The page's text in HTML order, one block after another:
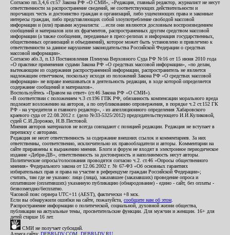
Согласно пп.3,4,6 ст.57 Закона РФ «О СМИ», «Редакция, главный редактор, журналист не несут
ответственности за распространение сведений, не соответствующих действительности и
порочащих честь и достоинство граждан и организаций, либо ущемляющих права и законные
интересы граждан, либо представляющих собой злоупотребление свободой массовой
информации и (или) правами журналиста: ...если они являются дословным воспроизведением
сообщений и материалов или их фрагментов, распространенных другим средством массовой
информации (а также сообщения, переданные в пресс-релизах и информация государственных,
общественных организаций и объединений), которое может быть установлено и привлечено к
ответственности за данное нарушение законодательства Российской Федерации о средствах
массовой информации».
Согласно абз.3, п.13 Постановления Пленума Верховного Суда РФ №16 от 15 июня 2010 года
«О практике применения судами Закона РФ «О средствах массовой информации», «по делам,
вытекающим из содержания распространенной информации, распространитель не является
надлежащим ответчиком, поскольку исходя из положений Закона РФ «О средствах массовой
информации» не вправе вмешиваться в деятельность редакции, в ходе которой определяется
содержание сообщений и материалов».
Воспользуйтесь «Правом на ответ» (ст.46 Закона РФ «О СМИ»).
«В соответствии с положением ч.3 ст.196 ГПК РФ, обязанность компенсации морального вреда
подлежит возложению на авторов, а по опубликованию опровержения, в порядке ч.2 ст.152 ГК
РФ - на учредителя и главного редактор», - из апелляционного определения Хабаровского
краевого суда от 22.08.2012 г. (дело №33-5325/2012) председательствующего И.И.Куликовой,
судей С.И.Дорожко, Н.В.Пестовой.
Мнения авторов материалов не всегда совпадают с позицией редакции. Редакция не вступает в
переписку с авторами.
Редакция не несет ответственность за содержание внешних ссылок и комментариев. За них
ответственны, соответственно, исключительно их правообладатели и авторы. Комментарии на
сайте приравнены к выражению мнения. Блоги и форум не входят в электронное периодическое
издание «Дебри-ДВ», ответственность за достоверность и наполняемость несут авторы.
Политические опросы/голосования проводятся согласно ч.2. ст.46 «Опросы общественного
мнения» Федерального закона от 12.06.2002 г. № 67-ФЗ «Об основных гарантиях
избирательных прав и права на участие в референдуме граждан Российской Федерации»;
считать, там где не указано: лицо (лица), заказавшее (заказавших) проведение опроса и
оплатившее (оплативших) указанную публикацию (обнародование) - едино - сайт, без оплаты -
безвозмездно/бесплатно.
Часовой пояс сервера UTC+11 (AEST), фактически +8 мск.
Если вы обнаружили ошибки на сайте, пожалуйста, сообщите нам об этом
Распространение информации о политической, социальной, духовной жизни общества,
публикации на актуальные темы, просветительские функции. Для мужчин и женщин. 16+ для
детей старше 16 лет.
СМИ не получает субсидий.
Адреса сайта: DEBRI-DV.COM DEBRI-DV.RU